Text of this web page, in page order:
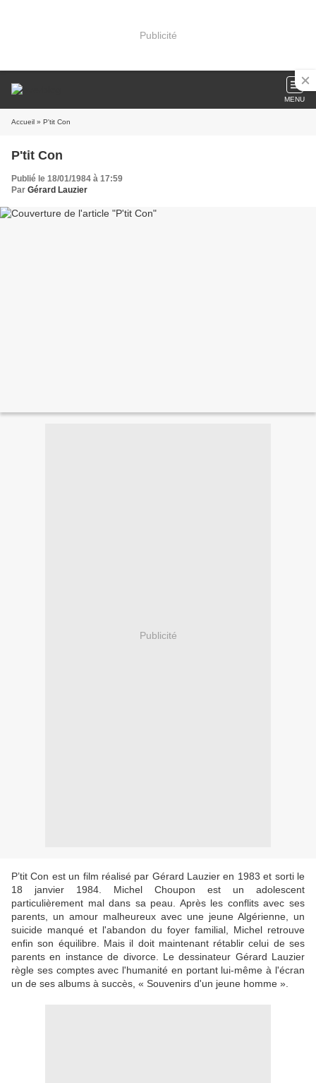
Publicité
MENU
Accueil » P'tit Con
P'tit Con
Publié le 18/01/1984 à 17:59
Par Gérard Lauzier
Publicité
P’tit Con est un film réalisé par Gérard Lauzier en 1983 et sorti le
18 janvier 1984. Michel Choupon est un adolescent
particulièrement mal dans sa peau. Après les conflits avec ses
parents, un amour malheureux avec une jeune Algérienne, un
suicide manqué et l'abandon du foyer familial, Michel retrouve
enfin son équilibre. Mais il doit maintenant rétablir celui de ses
parents en instance de divorce. Le dessinateur Gérard Lauzier
règle ses comptes avec l'humanité en portant lui-même à l'écran
un de ses albums à succès, « Souvenirs d'un jeune homme ».